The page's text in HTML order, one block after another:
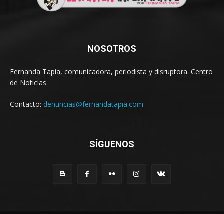
NOSOTROS
Fernanda Tapia, comunicadora, periodista y disruptora. Centro
de Noticias
Contacto: denuncias@fernandatapia.com
SÍGUENOS